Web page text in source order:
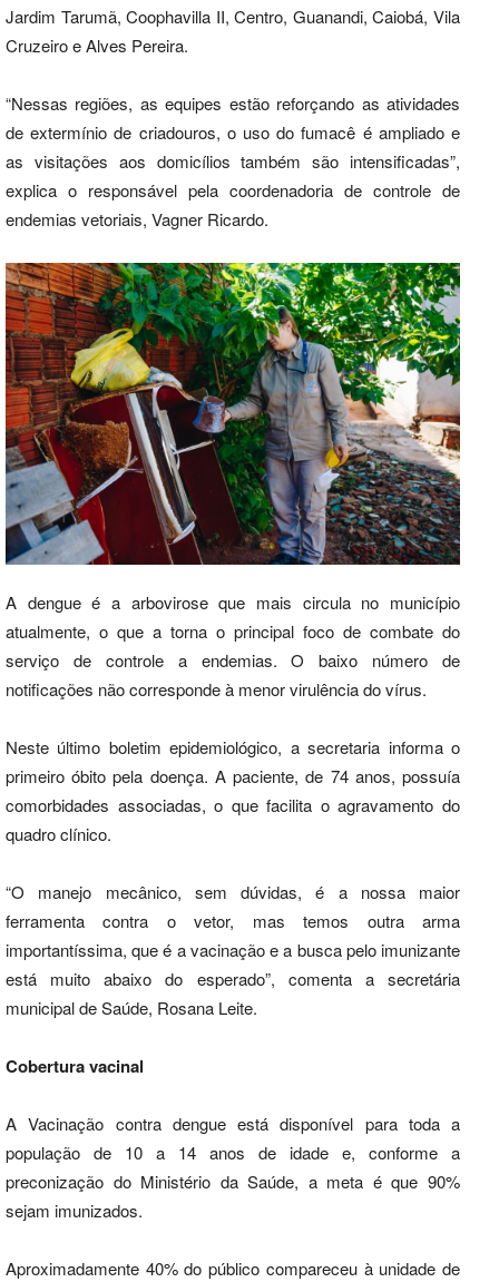
Jardim Tarumã, Coophavilla II, Centro, Guanandi, Caiobá, Vila
Cruzeiro e Alves Pereira.
“Nessas regiões, as equipes estão reforçando as atividades
de extermínio de criadouros, o uso do fumacê é ampliado e
as visitações aos domicílios também são intensificadas”,
explica o responsável pela coordenadoria de controle de
endemias vetoriais, Vagner Ricardo.
A dengue é a arbovirose que mais circula no município
atualmente, o que a torna o principal foco de combate do
serviço de controle a endemias. O baixo número de
notificações não corresponde à menor virulência do vírus.
Neste último boletim epidemiológico, a secretaria informa o
primeiro óbito pela doença. A paciente, de 74 anos, possuía
comorbidades associadas, o que facilita o agravamento do
quadro clínico.
“O manejo mecânico, sem dúvidas, é a nossa maior
ferramenta contra o vetor, mas temos outra arma
importantíssima, que é a vacinação e a busca pelo imunizante
está muito abaixo do esperado”, comenta a secretária
municipal de Saúde, Rosana Leite.
Cobertura vacinal
A Vacinação contra dengue está disponível para toda a
população de 10 a 14 anos de idade e, conforme a
preconização do Ministério da Saúde, a meta é que 90%
sejam imunizados.
Aproximadamente 40% do público compareceu à unidade de